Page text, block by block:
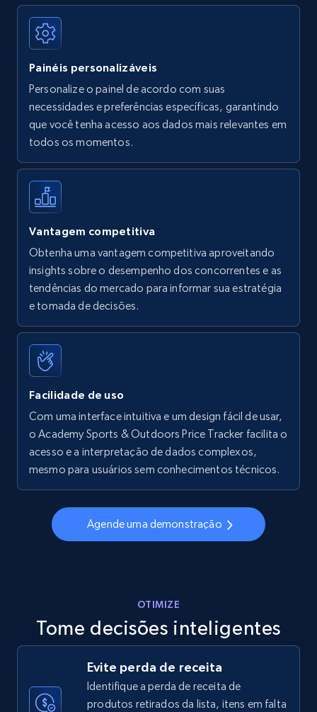
Author name, Asin, and more.
7.4K+
Walmart - products
URL, Final price, Sku, Currency, Gtin,
more.
5.6K+
Walmart - products - Find new products by
using specific category URL
Specifications, Image urls, Top reviews, and
more.
Walmart - products - Collects products by
specific keywords
URL, Final price, Sku, Currency, Gtin,
Specifications, Image urls, Top reviews, and
more.
Walmart - products - Discover products by
URL, Final price, Sku, Currency, Gtin,
Specifications, Image urls, Top reviews, and
more.
Painéis personalizáveis
Personalize o painel de acordo com suas
necessidades e preferências específicas, garantindo
que você tenha acesso aos dados mais relevantes em
todos os momentos.
Vantagem competitiva
Obtenha uma vantagem competitiva aproveitando
insights sobre o desempenho dos concorrentes e as
tendências do mercado para informar sua estratégia
e tomada de decisões.
Facilidade de uso
Com uma interface intuitiva e um design fácil de usar,
o Academy Sports & Outdoors Price Tracker facilita o
acesso e a interpretação de dados complexos,
mesmo para usuários sem conhecimentos técnicos.
Agende uma demonstração
OTIMIZE
Tome decisões inteligentes
Evite perda de receita
Identifique a perda de receita de
produtos retirados da lista, itens em falta